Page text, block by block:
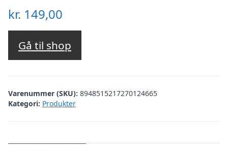
kr. 149,00
Gå til shop
Varenummer (SKU): 8948515217270124665
Kategori: Produkter